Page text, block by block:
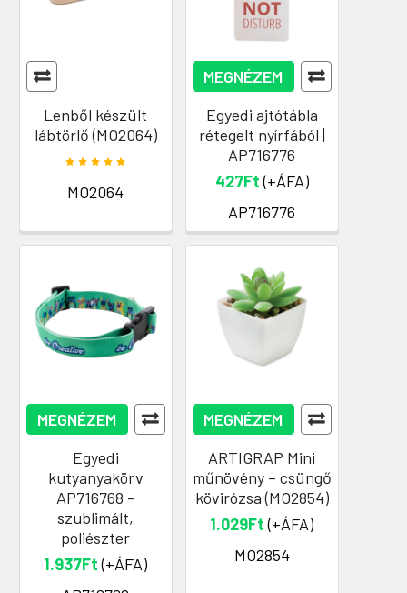
Lenből készült
lábtörlő (MO2064)
MO2064
MEGNÉZEM
Egyedi ajtótábla
rétegelt nyírfából |
AP716776
427Ft(+ÁFA)
AP716776
MEGNÉZEM
Egyedi
kutyanyakörv
AP716768 -
szublimált,
poliészter
1.937Ft(+ÁFA)
MEGNÉZEM
ARTIGRAP Mini
műnövény – csüngő
kövirózsa (MO2854)
1.029Ft(+ÁFA)
MO2854